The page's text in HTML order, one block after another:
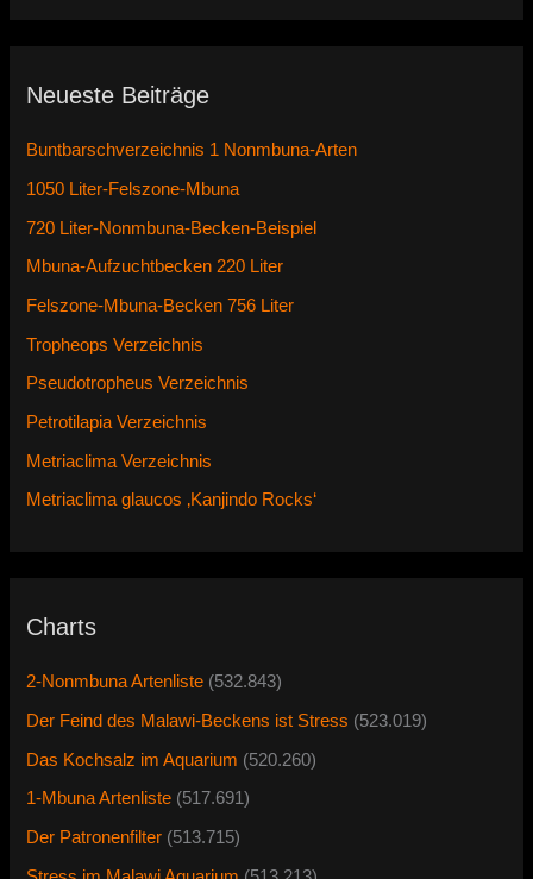
Neueste Beiträge
Buntbarschverzeichnis 1 Nonmbuna-Arten
1050 Liter-Felszone-Mbuna
720 Liter-Nonmbuna-Becken-Beispiel
Mbuna-Aufzuchtbecken 220 Liter
Felszone-Mbuna-Becken 756 Liter
Tropheops Verzeichnis
Pseudotropheus Verzeichnis
Petrotilapia Verzeichnis
Metriaclima Verzeichnis
Metriaclima glaucos ‚Kanjindo Rocks‘
Charts
2-Nonmbuna Artenliste (532.843)
Der Feind des Malawi-Beckens ist Stress (523.019)
Das Kochsalz im Aquarium (520.260)
1-Mbuna Artenliste (517.691)
Der Patronenfilter (513.715)